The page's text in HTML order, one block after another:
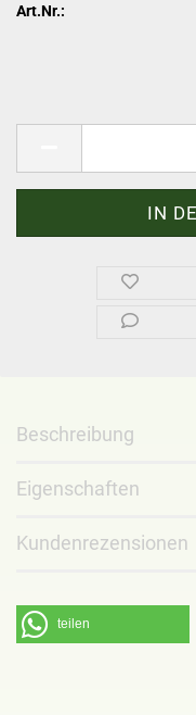
Art.Nr.:
Beschreibung
Eigenschaften
Kundenrezensionen
teilen